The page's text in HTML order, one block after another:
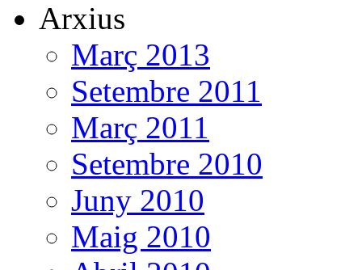
Arxius
Març 2013
Setembre 2011
Març 2011
Setembre 2010
Juny 2010
Maig 2010